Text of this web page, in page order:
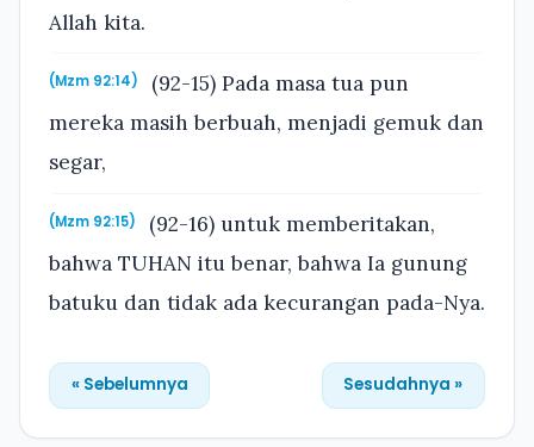
Allah kita.
(Mzm 92:14)
(92-15) Pada masa tua pun
mereka masih berbuah, menjadi gemuk dan
segar,
(Mzm 92:15)
(92-16) untuk memberitakan,
bahwa TUHAN itu benar, bahwa Ia gunung
batuku dan tidak ada kecurangan pada-Nya.
« Sebelumnya Sesudahnya »